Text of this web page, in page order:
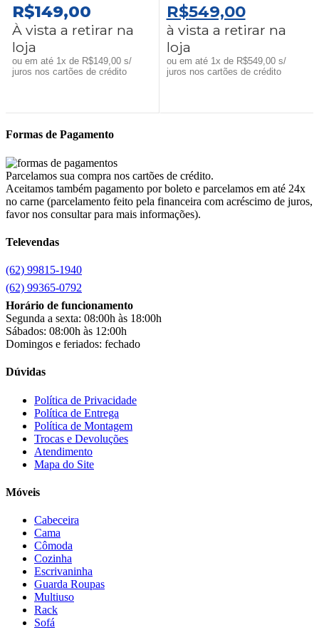
R$149,00
À vista a retirar na
loja
ou em até 1x de R$149,00 s/
juros nos cartões de crédito
O
PREÇO
ORIGINAL
ERA:
R$549,00O
PREÇO
É:
à vista a retirar na
loja
ou em até 1x de R$549,00 s/
juros nos cartões de crédito
Formas de Pagamento
Parcelamos sua compra nos cartões de crédito.
Aceitamos também pagamento por boleto e parcelamos em até 24x
no carne (parcelamento feito pela financeira com acréscimo de juros,
favor nos consultar para mais informações).
Televendas
(62) 99815-1940
(62) 99365-0792
Horário de funcionamento
Segunda a sexta: 08:00h às 18:00h
Sábados: 08:00h às 12:00h
Domingos e feriados: fechado
Dúvidas
Política de Privacidade
Política de Entrega
Política de Montagem
Trocas e Devoluções
Atendimento
Mapa do Site
Móveis
Cabeceira
Cama
Cômoda
Cozinha
Escrivaninha
Guarda Roupas
Multiuso
Rack
Sofá